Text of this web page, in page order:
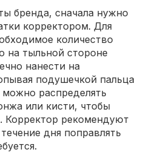
бренда, сначала нужно
корректором. Для
количество
на тыльной стороне
нанести на
подушечкой пальца
распределять
или кисти, чтобы
Корректор рекомендуют
дня поправлять